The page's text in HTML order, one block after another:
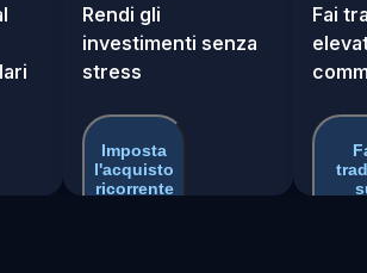
Rendi gli
investimenti senza
stress
Imposta
l'acquisto
ricorrente
Fai